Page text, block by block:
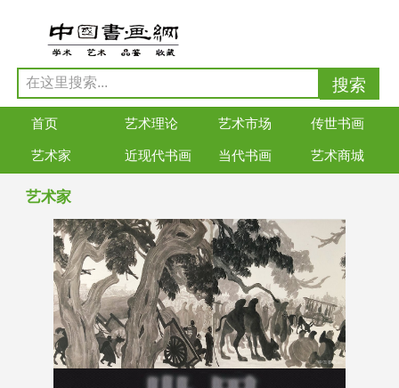
首页 艺术理论 艺术市场 传世书画
艺术家 近现代书画 当代书画 艺术商城
艺术家